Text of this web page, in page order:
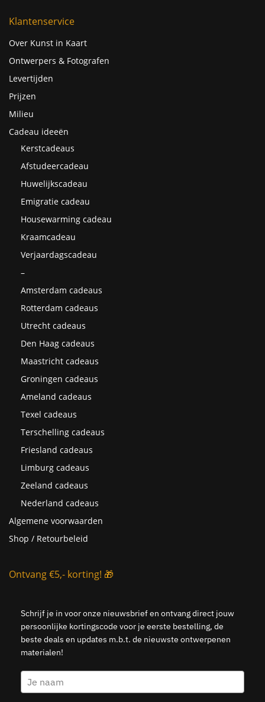
Klantenservice
Over Kunst in Kaart
Ontwerpers & Fotografen
Levertijden
Prijzen
Milieu
Cadeau ideeën
Kerstcadeaus
Afstudeercadeau
Huwelijkscadeau
Emigratie cadeau
Housewarming cadeau
Kraamcadeau
Verjaardagscadeau
–
Amsterdam cadeaus
Rotterdam cadeaus
Utrecht cadeaus
Den Haag cadeaus
Maastricht cadeaus
Groningen cadeaus
Ameland cadeaus
Texel cadeaus
Terschelling cadeaus
Friesland cadeaus
Limburg cadeaus
Zeeland cadeaus
Nederland cadeaus
Algemene voorwaarden
Shop / Retourbeleid
Ontvang €5,- korting! 🎁
Schrijf je in voor onze nieuwsbrief en ontvang direct jouw
persoonlijke kortingscode voor je eerste bestelling, de
beste deals en updates m.b.t. de nieuwste ontwerpenen
materialen!